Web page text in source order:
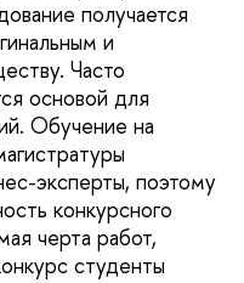
получается
и
Часто
основой для
Обучение на
эксперты, поэтому
конкурсного
черта работ,
студенты